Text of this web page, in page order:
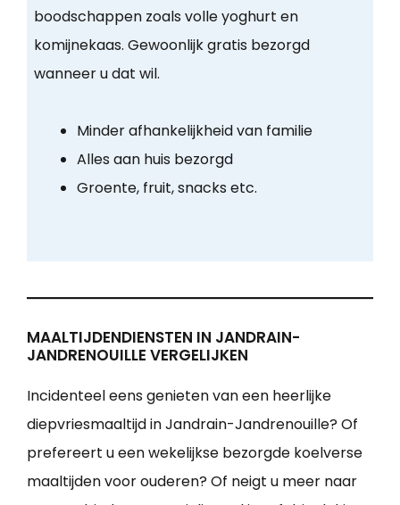
boodschappen zoals volle yoghurt en
komijnekaas. Gewoonlijk gratis bezorgd
wanneer u dat wil.
Minder afhankelijkheid van familie
Alles aan huis bezorgd
Groente, fruit, snacks etc.
MAALTIJDENDIENSTEN IN JANDRAIN-
JANDRENOUILLE VERGELIJKEN
Incidenteel eens genieten van een heerlijke
diepvriesmaaltijd in Jandrain-Jandrenouille? Of
prefereert u een wekelijkse bezorgde koelverse
maaltijden voor ouderen? Of neigt u meer naar